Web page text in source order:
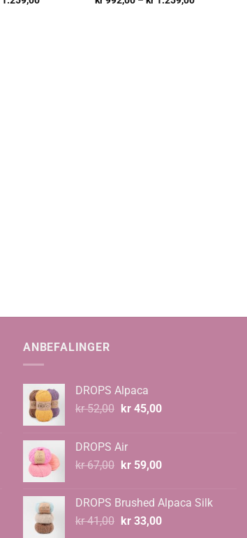
ANBEFALINGER
DROPS Alpaca
kr52,00 Opprinnelig
kr 52,00.
kr45,00Nåværende
DROPS Air
kr67,00 Opprinnelig
kr 67,00.
kr59,00Nåværende
kr 59,00.
DROPS Brushed Alpaca Silk
kr41,00 Opprinnelig
kr33,00Nåværende